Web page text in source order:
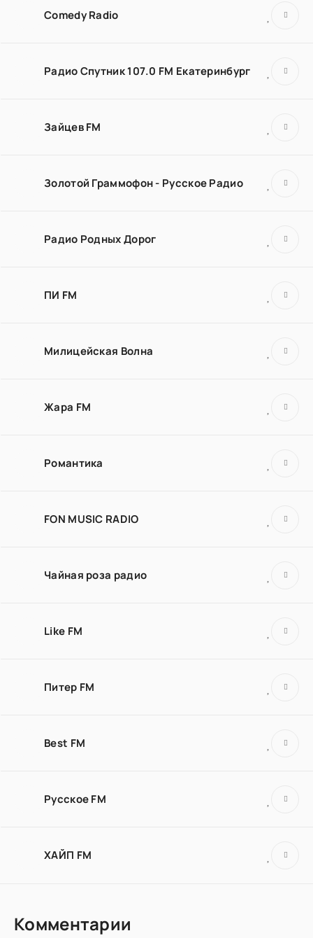
Comedy Radio
Радио Спутник 107.0 FM Екатеринбург
Зайцев FM
Золотой Граммофон - Русское Радио
Радио Родных Дорог
ПИ FM
Милицейская Волна
Жара FM
Романтика
FON MUSIC RADIO
Чайная роза радио
Like FM
Питер FM
Best FM
Русское FM
ХАЙП FM
Комментарии